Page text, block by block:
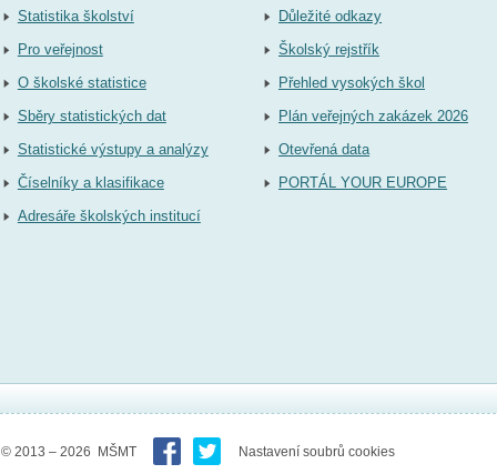
Statistika školství
Pro veřejnost
O školské statistice
Sběry statistických dat
Statistické výstupy a analýzy
Číselníky a klasifikace
Adresáře školských institucí
Důležité odkazy
Školský rejstřík
Přehled vysokých škol
Plán veřejných zakázek 2026
Otevřená data
PORTÁL YOUR EUROPE
© 2013 – 2026 MŠMT Nastavení soubrů cookies